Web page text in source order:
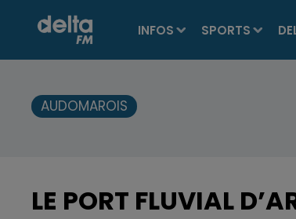
INFOS SPORTS
AUDOMAROIS
LE PORT FLUVIAL